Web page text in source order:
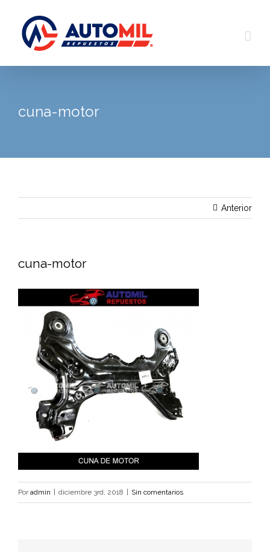
contenido
cuna-motor
Anterior
cuna-motor
Poradmin diciembre 3rd, 2018 Sin comentarios